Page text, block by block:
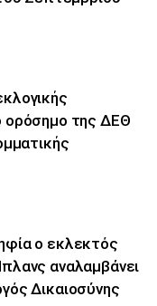
ορόσημο της ΔΕΘ
ο εκλεκτός
αναλαμβάνει
Δικαιοσύνης